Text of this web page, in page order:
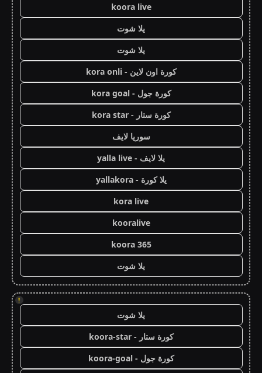
koora live
يلا شوت
يلا شوت
كورة اون لاين - kora onli
كورة جول - kora goal
كورة ستار - kora star
سوريا لايف
يلا لايف - yalla live
يلا كورة - yallakora
kora live
kooralive
koora 365
يلا شوت
!
يلا شوت
كورة ستار - koora-star
كورة جول - koora-goal